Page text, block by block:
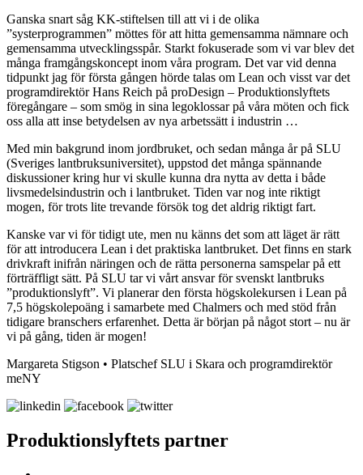
Ganska snart såg KK-stiftelsen till att vi i de olika
”systerprogrammen” möttes för att hitta gemensamma nämnare och
gemensamma utvecklingsspår. Starkt fokuserade som vi var blev det
många framgångskoncept inom våra program. Det var vid denna
tidpunkt jag för första gången hörde talas om Lean och visst var det
programdirektör Hans Reich på proDesign – Produktionslyftets
föregångare – som smög in sina legoklossar på våra möten och fick
oss alla att inse betydelsen av nya arbetssätt i industrin …
Med min bakgrund inom jordbruket, och sedan många år på SLU
(Sveriges lantbruksuniversitet), uppstod det många spännande
diskussioner kring hur vi skulle kunna dra nytta av detta i både
livsmedelsindustrin och i lantbruket. Tiden var nog inte riktigt
mogen, för trots lite trevande försök tog det aldrig riktigt fart.
Kanske var vi för tidigt ute, men nu känns det som att läget är rätt
för att introducera Lean i det praktiska lantbruket. Det finns en stark
drivkraft inifrån näringen och de rätta personerna samspelar på ett
förträffligt sätt. På SLU tar vi vårt ansvar för svenskt lantbruks
”produktionslyft”. Vi planerar den första högskolekursen i Lean på
7,5 högskolepoäng i samarbete med Chalmers och med stöd från
tidigare branschers erfarenhet. Detta är början på något stort – nu är
vi på gång, tiden är mogen!
Margareta Stigson • Platschef SLU i Skara och programdirektör
meNY
Produktionslyftets partner